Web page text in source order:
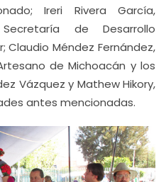
Ireri Rivera García,
de Desarrollo
Claudio Méndez Fernández,
de Michoacán y los
Vázquez y Mathew Hikory,
antes mencionadas.